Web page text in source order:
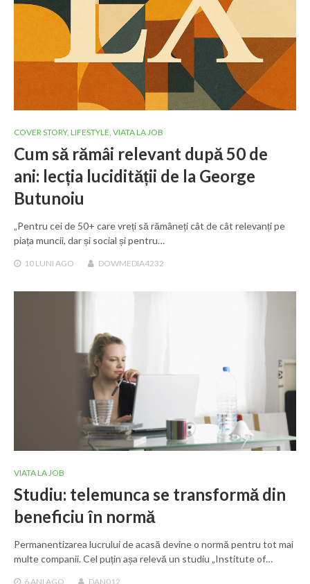
COVER STORY, LIFESTYLE, VIATA LA JOB
Cum să rămâi relevant după 50 de
ani: lecția lucidității de la George
Butunoiu
„Pentru cei de 50+ care vreți să rămâneți cât de cât relevanți pe
piața muncii, dar și social și pentru…
10 LUNI AGO DOWMEDIA4232
VIATA LA JOB
Studiu: telemunca se transformă din
beneficiu în normă
Permanentizarea lucrului de acasă devine o normă pentru tot mai
multe companii. Cel puțin așa relevă un studiu „Institute of…
6 ANI AGO DAN012